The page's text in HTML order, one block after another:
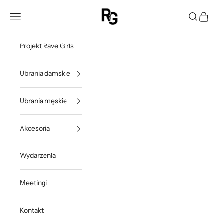
Rave Girls Poland
Otwórz menu nawigacji Otwórz
Projekt Rave Girls
Ubrania damskie
Ubrania męskie
Akcesoria
Wydarzenia
Meetingi
Kontakt